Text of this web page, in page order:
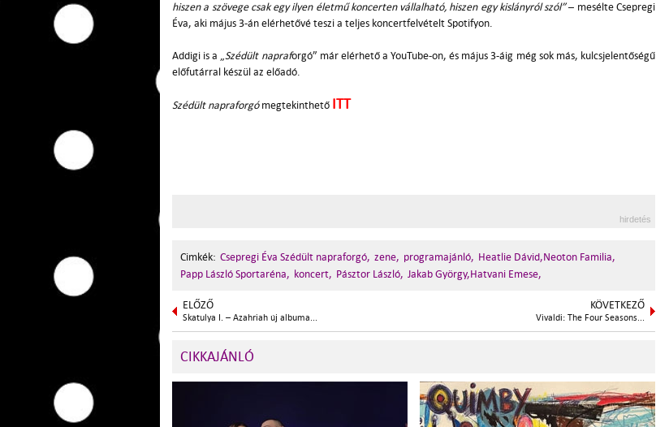
hiszen a szövege csak egy ilyen életmű koncerten vállalható, hiszen egy kislányról szól”– mesélte Csepregi
Éva, aki május 3-án elérhetővé teszi a teljes koncertfelvételt Spotifyon.
Addigi is a „Szédült napraforgó” már elérhető a YouTube-on, és május 3-áig még sok más, kulcsjelentőségű
előfutárral készül az előadó.
Szédült napraforgómegtekinthető ITT
hirdetés
Cimkék: Csepregi Éva Szédült napraforgó, zene, programajánló, Heatlie Dávid,Neoton Familia,
Papp László Sportaréna, koncert, Pásztor László, Jakab György,Hatvani Emese,
ELŐZŐ
Skatulya I. – Azahriah új albuma...
KÖVETKEZŐ
Vivaldi: The Four Seasons...
CIKKAJÁNLÓ